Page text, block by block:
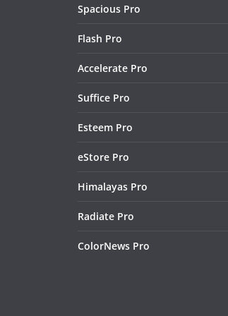
Spacious Pro
Flash Pro
Accelerate Pro
Suffice Pro
Esteem Pro
eStore Pro
Himalayas Pro
Radiate Pro
ColorNews Pro